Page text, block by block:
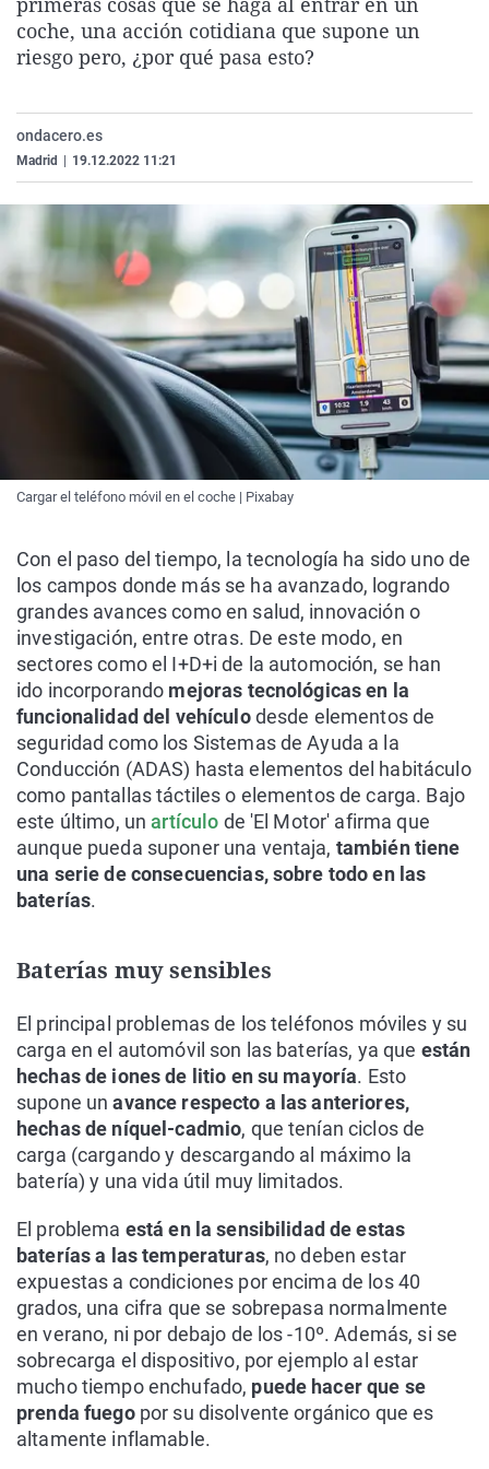
La rosa de los vientos
Caso
Extremadura
Virales
coche, una acción cotidiana que supone un
riesgo pero, ¿por qué pasa esto?
ondacero.es
Madrid 19.12.2022 11:21
Cargar el teléfono móvil en el coche | Pixabay
Con el paso del tiempo, la tecnología ha sido uno de
los campos donde más se ha avanzado, logrando
grandes avances como en salud, innovación o
investigación, entre otras. De este modo, en
sectores como el I+D+i de la automoción, se han
ido incorporando mejoras tecnológicas en la
funcionalidad del vehículodesde elementos de
seguridad como los Sistemas de Ayuda a la
Conducción (ADAS) hasta elementos del habitáculo
como pantallas táctiles o elementos de carga. Bajo
este último, unartículo de 'El Motor' afirma que
aunque pueda suponer una ventaja, también tiene
una serie de consecuencias, sobre todo en las
baterías.
Baterías muy sensibles
El principal problemas de los teléfonos móviles y su
carga en el automóvil son las baterías, ya que están
hechas de iones de litio en su mayoría. Esto
supone unavance respecto a las anteriores,
hechas de níquel-cadmio, que tenían ciclos de
carga (cargando y descargando al máximo la
batería) y una vida útil muy limitados.
El problema está en la sensibilidad de estas
baterías a las temperaturas, no deben estar
expuestas a condiciones por encima de los 40
grados, una cifra que se sobrepasa normalmente
en verano, ni por debajo de los -10º. Además, si se
sobrecarga el dispositivo, por ejemplo al estar
mucho tiempo enchufado, puede hacer que se
prenda fuegopor su disolvente orgánico que es
altamente inflamable.